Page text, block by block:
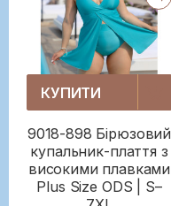
КУПИТИ
9018-898 Бірюзовий
купальник-плаття з
високими плавками
Plus Size ODS | S–